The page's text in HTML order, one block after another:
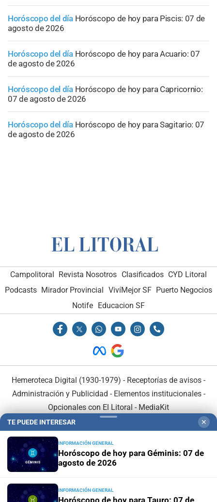
Horóscopo del día Horóscopo de hoy para Piscis: 07 de
agosto de 2026
Horóscopo del día Horóscopo de hoy para Acuario: 07
de agosto de 2026
Horóscopo del día Horóscopo de hoy para Capricornio:
07 de agosto de 2026
Horóscopo del día Horóscopo de hoy para Sagitario: 07
de agosto de 2026
Campolitoral Revista Nosotros Clasificados CYD Litoral
Podcasts Mirador Provincial VivíMejor SF Puerto Negocios
Notife Educacion SF
Hemeroteca Digital (1930-1979) - Receptorías de avisos -
Administración y Publicidad - Elementos institucionales-
Opcionales con El Litoral - MediaKit
En Asociación con:
TE PUEDE INTERESAR ✕
INFORMACIÓN GENERAL
Horóscopo de hoy para Géminis: 07 de
agosto de 2026
INFORMACIÓN GENERAL
Horóscopo de hoy para Tauro: 07 de